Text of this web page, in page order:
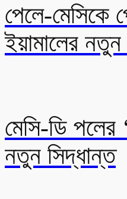
পেলে-মেসিকে
ইয়ামালের নতুন
মেসি-ডি পলের
নতুন সিদ্ধান্ত